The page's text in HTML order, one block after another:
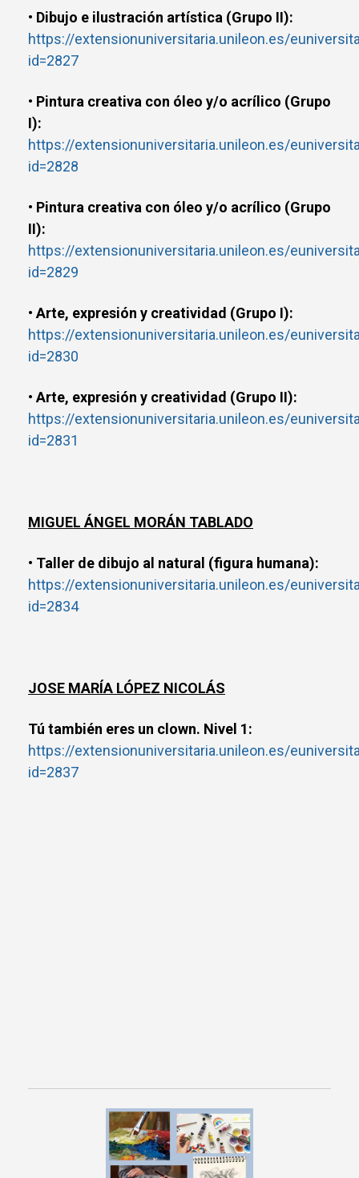
• Dibujo e ilustración artística (Grupo II):
https://extensionuniversitaria.unileon.es/
id=2827
• Pintura creativa con óleo y/o acrílico (Grupo
I):
https://extensionuniversitaria.unileon.es/
id=2828
• Pintura creativa con óleo y/o acrílico (Grupo
II):
https://extensionuniversitaria.unileon.es/
id=2829
• Arte, expresión y creatividad (Grupo I):
https://extensionuniversitaria.unileon.es/
id=2830
• Arte, expresión y creatividad (Grupo II):
https://extensionuniversitaria.unileon.es/
id=2831
MIGUEL ÁNGEL MORÁN TABLADO
• Taller de dibujo al natural (figura humana):
https://extensionuniversitaria.unileon.es/
id=2834
JOSE MARÍA LÓPEZ NICOLÁS
Tú también eres un clown. Nivel 1:
https://extensionuniversitaria.unileon.es/
id=2837